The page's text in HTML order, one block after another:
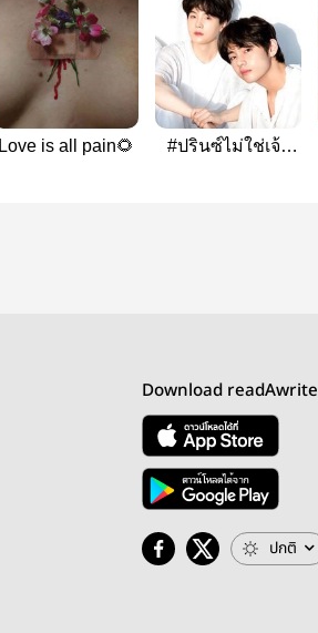
Love is all pain🌻
#ปรินซ์ไม่ใช่เจ้า
Download readAwrite
ปกติ